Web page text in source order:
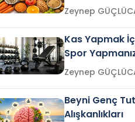
Zeynep
Kas Yapmak
Spor
Zeynep
Beyni Genç
Alışkanlıkları